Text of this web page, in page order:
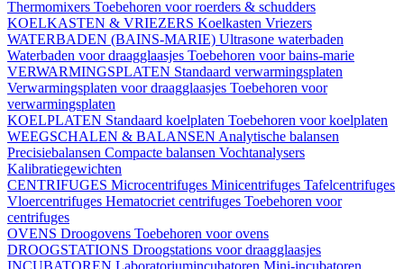
Thermomixers Toebehoren voor roerders & schudders
KOELKASTEN & VRIEZERS Koelkasten Vriezers
WATERBADEN (BAINS-MARIE) Ultrasone waterbaden
Waterbaden voor draagglaasjes Toebehoren voor bains-marie
VERWARMINGSPLATEN Standaard verwarmingsplaten
Verwarmingsplaten voor draagglaasjes Toebehoren voor
verwarmingsplaten
KOELPLATEN Standaard koelplaten Toebehoren voor koelplaten
WEEGSCHALEN & BALANSEN Analytische balansen
Precisiebalansen Compacte balansen Vochtanalysers
Kalibratiegewichten
CENTRIFUGES Microcentrifuges Minicentrifuges Tafelcentrifuges
Vloercentrifuges Hematocriet centrifuges Toebehoren voor
centrifuges
OVENS Droogovens Toebehoren voor ovens
DROOGSTATIONS Droogstations voor draagglaasjes